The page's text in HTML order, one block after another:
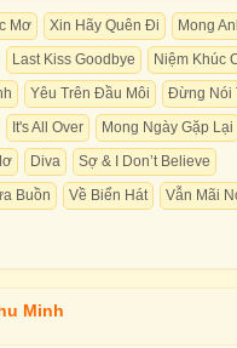
Mơ Xin Hãy Quên Đi
Mong
Last Kiss Goodbye
Niệm Khúc
Yêu Trên Đầu Môi
Đừng Nói
It's All Over
Mong Ngày Gặp Lại
Diva
Sợ & I Don’t Believe
Buồn Về Biển Hát
Vẫn Mãi
Minh